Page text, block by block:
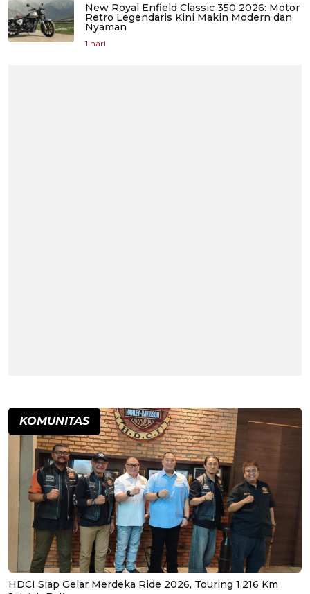
New Royal Enfield Classic 350 2026: Motor
Retro Legendaris Kini Makin Modern dan
Nyaman
1 hari
KOMUNITAS
HDCI Siap Gelar Merdeka Ride 2026, Touring 1.216 Km